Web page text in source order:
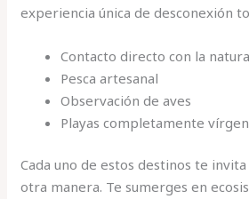
experiencia única de desconexión
Contacto directo con la
Pesca artesanal
Observación de aves
Playas completamente
Cada uno de estos destinos te
otra manera. Te sumerges en